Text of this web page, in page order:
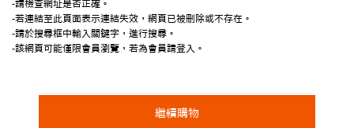
-請檢查網址是否正確。
-若連結至此頁面表示連結失效，網頁已被刪除或不存在。
-請於搜尋框中輸入關鍵字，進行搜尋。
-該網頁可能僅限會員瀏覽，若為會員請登入。
繼續購物